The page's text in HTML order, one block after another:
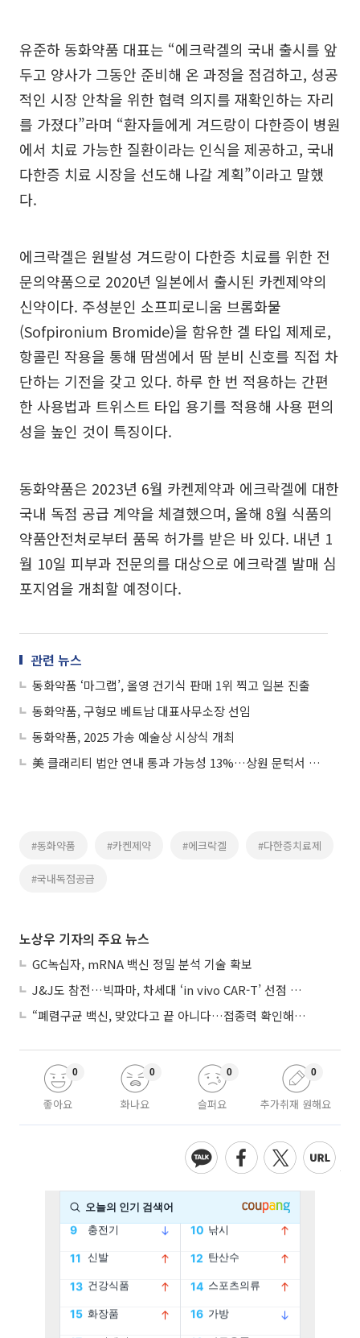
유준하 동화약품 대표는 “에크락겔의 국내 출시를 앞
두고 양사가 그동안 준비해 온 과정을 점검하고, 성공
적인 시장 안착을 위한 협력 의지를 재확인하는 자리
를 가졌다”라며 “환자들에게 겨드랑이 다한증이 병원
에서 치료 가능한 질환이라는 인식을 제공하고, 국내
다한증 치료 시장을 선도해 나갈 계획”이라고 말했
다.
에크락겔은 원발성 겨드랑이 다한증 치료를 위한 전
문의약품으로 2020년 일본에서 출시된 카켄제약의
신약이다. 주성분인 소프피로니움 브롬화물
(Sofpironium Bromide)을 함유한 겔 타입 제제로,
항콜린 작용을 통해 땀샘에서 땀 분비 신호를 직접 차
단하는 기전을 갖고 있다. 하루 한 번 적용하는 간편
한 사용법과 트위스트 타입 용기를 적용해 사용 편의
성을 높인 것이 특징이다.
동화약품은 2023년 6월 카켄제약과 에크락겔에 대한
국내 독점 공급 계약을 체결했으며, 올해 8월 식품의
약품안전처로부터 품목 허가를 받은 바 있다. 내년 1
월 10일 피부과 전문의를 대상으로 에크락겔 발매 심
포지엄을 개최할 예정이다.
관련 뉴스
동화약품 ‘마그랩’, 올영 건기식 판매 1위 찍고 일본 진출
동화약품, 구형모 베트남 대표사무소장 선임
동화약품, 2025 가송 예술상 시상식 개최
美 클래리티 법안 연내 통과 가능성 13%…상원 문턱서 제동
#동화약품 #카켄제약 #에크락겔 #다한증치료제
#국내독점공급
노상우 기자의 주요 뉴스
GC녹십자, mRNA 백신 정밀 분석 기술 확보
J&J도 참전…빅파마, 차세대 ‘in vivo CAR-T’ 선점 경쟁 본격화
“폐렴구균 백신, 맞았다고 끝 아니다…접종력 확인해야”
좋아요
0
화나요
0
슬퍼요
0
추가취재 원해요
0